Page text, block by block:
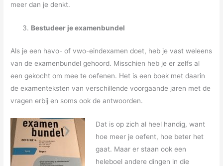
meer dan je denkt.
Bestudeer je examenbundel
Als je een havo- of vwo-eindexamen doet, heb je vast weleens
van de examenbundel gehoord. Misschien heb je er zelfs al
een gekocht om mee te oefenen. Het is een boek met daarin
de examenteksten van verschillende voorgaande jaren met de
vragen erbij en soms ook de antwoorden.
Dat is op zich al heel handig, want
hoe meer je oefent, hoe beter het
gaat. Maar er staan ook een
heleboel andere dingen in die